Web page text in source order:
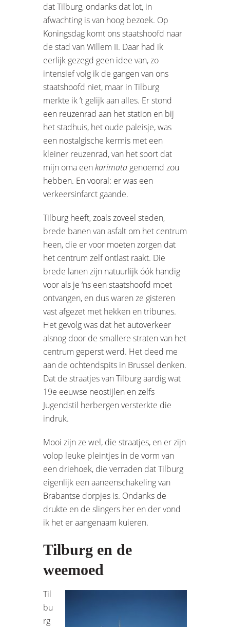
dat Tilburg, ondanks dat lot, in
afwachting is van hoog bezoek. Op
Koningsdag komt ons staatshoofd naar
de stad van Willem II. Daar had ik
eerlijk gezegd geen idee van, zo
intensief volg ik de gangen van ons
staatshoofd niet, maar in Tilburg
merkte ik ’t gelijk aan alles. Er stond
een reuzenrad aan het station en bij
het stadhuis, het oude paleisje, was
een nostalgische kermis met een
kleiner reuzenrad, van het soort dat
mijn oma eenkarimata genoemd zou
hebben. En vooral: er was een
verkeersinfarct gaande.
Tilburg heeft, zoals zoveel steden,
brede banen van asfalt om het centrum
heen, die er voor moeten zorgen dat
het centrum zelf ontlast raakt. Die
brede lanen zijn natuurlijk óók handig
voor als je ‘ns een staatshoofd moet
ontvangen, en dus waren ze gisteren
vast afgezet met hekken en tribunes.
Het gevolg was dat het autoverkeer
alsnog door de smallere straten van het
centrum geperst werd. Het deed me
aan de ochtendspits in Brussel denken.
Dat de straatjes van Tilburg aardig wat
19e eeuwse neostijlen en zelfs
Jugendstil herbergen versterkte die
indruk.
Mooi zijn ze wel, die straatjes, en er zijn
volop leuke pleintjes in de vorm van
een driehoek, die verraden dat Tilburg
eigenlijk een aaneenschakeling van
Brabantse dorpjes is. Ondanks de
drukte en de slingers her en der vond
ik het er aangenaam kuieren.
Tilburg en de
weemoed
Til
bu
rg